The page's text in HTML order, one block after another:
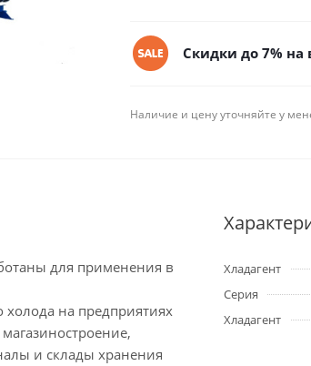
Скидки до 7% на
Наличие и цену уточняйте у
для применения в
холода на предприятиях
и склады хранения
Хладагент
Серия
Хладагент